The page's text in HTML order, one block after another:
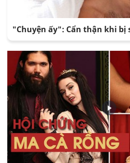
"Chuyện ấy": Cẩn thận khi bị